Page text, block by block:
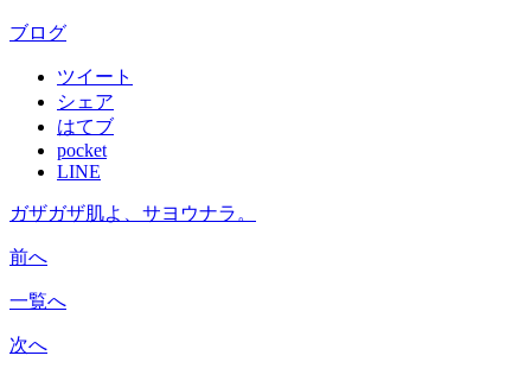
ブログ
ツイート
シェア
はてブ
pocket
LINE
ガザガザ肌よ、サヨウナラ。
前へ
一覧へ
次へ